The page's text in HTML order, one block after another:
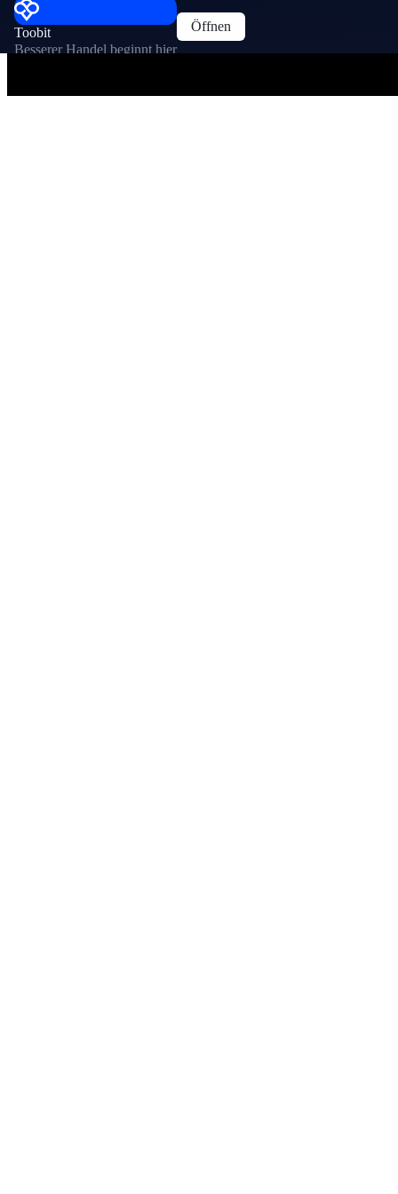
Toobit
Besserer Handel beginnt hier
Öffnen